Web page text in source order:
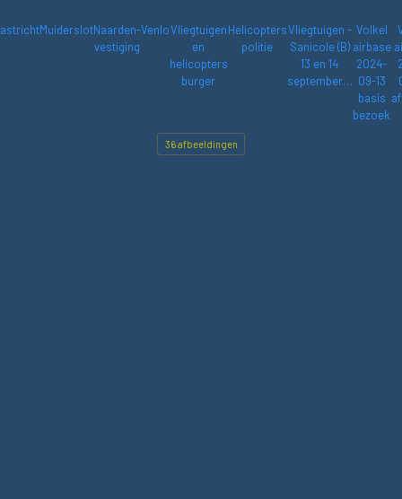
MuiderslotNaarden-
vestiging
VenloVliegtuigen
en
helicopters
burger
Helicopters
politie
Vliegtuigen -
Sanicole (B)
13 en 14
september…
Volkel
airbase
2024-
09-13
basis
bezoek
36 afbeeldingen